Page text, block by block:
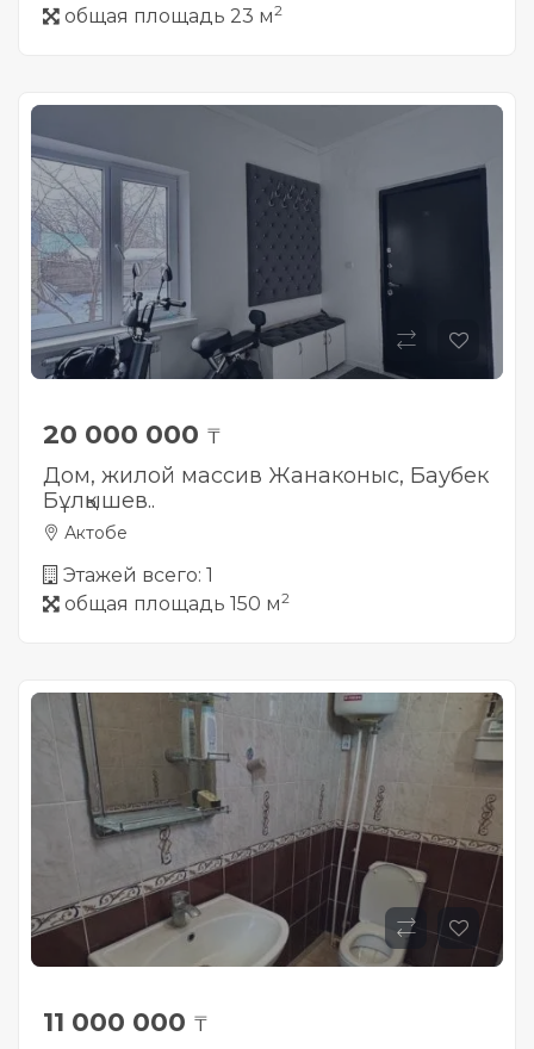
общая площадь 23 м2
20 000 000 ₸
Дом, жилой массив Жанаконыс, Баубек
Бұлқышев..
Актобе
Этажей всего: 1
общая площадь 150 м2
11 000 000 ₸